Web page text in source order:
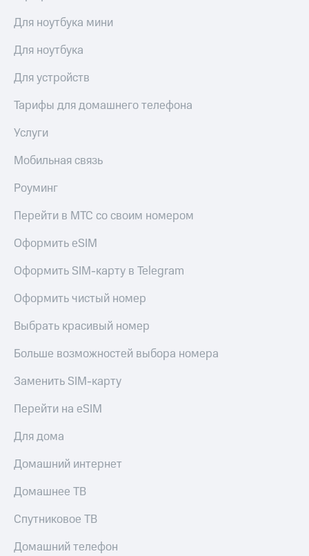
Для ноутбука мини
Для ноутбука
Для устройств
Тарифы для домашнего телефона
Услуги
Мобильная связь
Роуминг
Перейти в МТС со своим номером
Оформить eSIM
Оформить SIM-карту в Telegram
Оформить чистый номер
Выбрать красивый номер
Больше возможностей выбора номера
Заменить SIM-карту
Перейти на eSIM
Для дома
Домашний интернет
Домашнее ТВ
Спутниковое ТВ
Домашний телефон